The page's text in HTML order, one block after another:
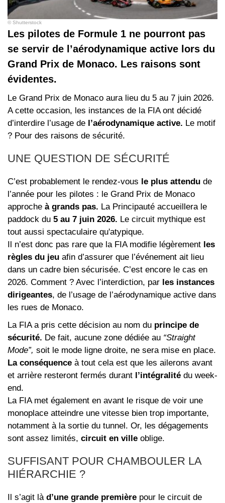
© Shutterstock
Les pilotes de Formule 1 ne pourront pas
se servir de l’aérodynamique active lors du
Grand Prix de Monaco. Les raisons sont
évidentes.
Le Grand Prix de Monaco aura lieu du 5 au 7 juin 2026.
A cette occasion, les instances de la FIA ont décidé
d’interdire l’usage de l’aérodynamique active. Le motif
? Pour des raisons de sécurité.
UNE QUESTION DE SÉCURITÉ
C’est probablement le rendez-vous le plus attendu de
l’année pour les pilotes : le Grand Prix de Monaco
approche à grands pas. La Principauté accueillera le
paddock du 5 au 7 juin 2026. Le circuit mythique est
tout aussi spectaculaire qu'atypique.
Il n’est donc pas rare que la FIA modifie légèrement les
règles du jeu afin d’assurer que l’événement ait lieu
dans un cadre bien sécurisée. C’est encore le cas en
2026. Comment ? Avec l’interdiction, par les instances
dirigeantes, de l’usage de l’aérodynamique active dans
les rues de Monaco.
La FIA a pris cette décision au nom du principe de
sécurité. De fait, aucune zone dédiée au “Straight
Mode”, soit le mode ligne droite, ne sera mise en place.
La conséquence à tout cela est que les ailerons avant
et arrière resteront fermés durant l’intégralité du week-
end.
La FIA met également en avant le risque de voir une
monoplace atteindre une vitesse bien trop importante,
notamment à la sortie du tunnel. Or, les dégagements
sont assez limités, circuit en ville oblige.
SUFFISANT POUR CHAMBOULER LA
HIÉRARCHIE ?
Il s’agit là d’une grande première pour le circuit de